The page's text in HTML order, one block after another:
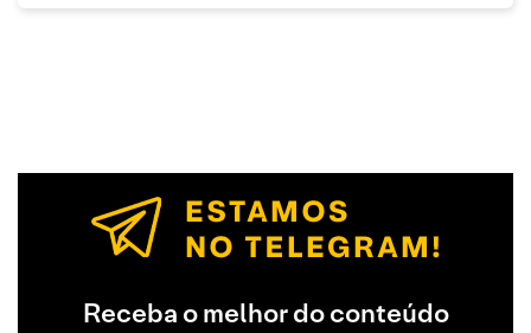
Receba o melhor do conteúdo